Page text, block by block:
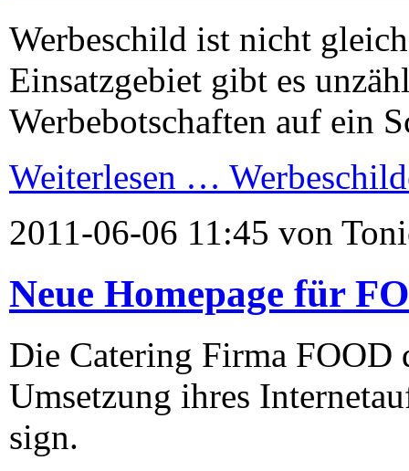
Werbeschild ist nicht
Einsatzgebiet gibt es
Werbebotschaften auf ein
Weiterlesen …
2011-06-06 11:45 von
Neue Homepage für
Die Catering Firma FOOD
Umsetzung ihres
sign.